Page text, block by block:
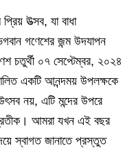
উত্সব, যা বাধা
গণেশের জন্ম উদযাপন
চতুর্থী ০৭ সেপ্টেম্বর, ২০২৪
পালিত একটি আনন্দময় উপলক্ষকে
নয়, এটি মন্দের উপরে
আমরা যখন এই বছর
স্বাগত জানাতে প্রস্তুত